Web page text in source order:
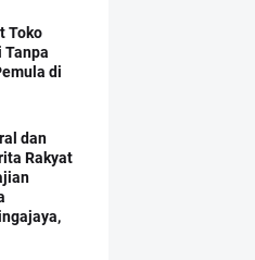
Toko
Tanpa
di
dan
Rakyat